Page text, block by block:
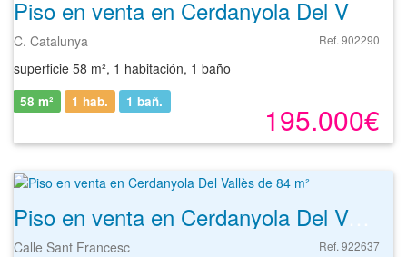
Piso en venta en Cerdanyola Del Valles de 58 m²
C. Catalunya Ref. 902290
superficie 58 m², 1 habitación, 1 baño
195.000€
58 m² 1 hab. 1 bañ.
Piso en venta en Cerdanyola Del Vallès de 84 m²
Calle Sant Francesc Ref. 922637